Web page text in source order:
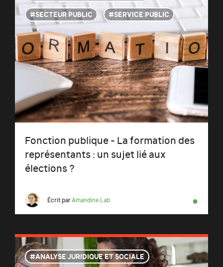
SECTEUR PUBLIC
SERVICE PUBLIC
Fonction publique - La formation des
représentants : un sujet lié aux
élections ?
Écrit parAmandine Lab ●
ANALYSE JURIDIQUE ET SOCIALE